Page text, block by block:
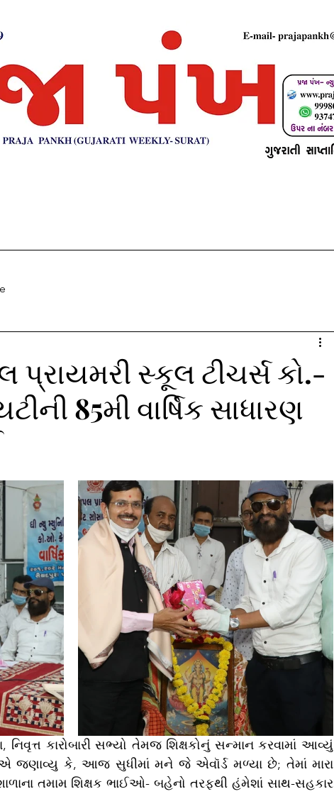
પ્રાયમરી સ્કૂલ ટીચર્સ કો.-
85મી વાર્ષિક સાધારણ
નિવૃત્ત કારોબારી સભ્યો તેમજ શિક્ષકોનું સન્માન કરવામાં આવ્યું
જણાવ્યુ કે, આજ સુધીમાં મને જે એવૉર્ડ મળ્યા છે; તેમાં મારા
તમામ શિક્ષક ભાઈઓ- બહેનો તરફથી હંમેશાં સાથ-સહકાર